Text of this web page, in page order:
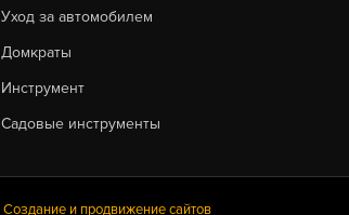
Уход за автомобилем
Домкраты
Инструмент
Садовые инструменты
Создание и продвижение сайтов